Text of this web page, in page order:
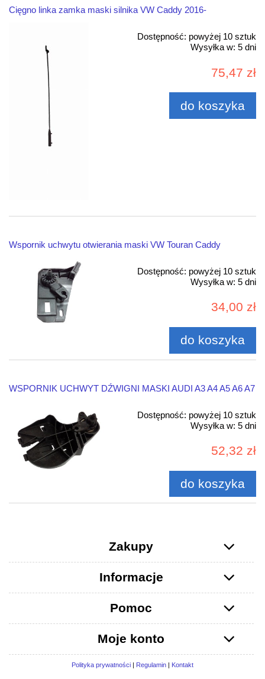
Cięgno linka zamka maski silnika VW Caddy 2016-
Dostępność: powyżej 10 sztuk
Wysyłka w: 5 dni
75,47 zł
do koszyka
Wspornik uchwytu otwierania maski VW Touran Caddy
Dostępność: powyżej 10 sztuk
Wysyłka w: 5 dni
34,00 zł
do koszyka
WSPORNIK UCHWYT DŹWIGNI MASKI AUDI A3 A4 A5 A6 A7
Dostępność: powyżej 10 sztuk
Wysyłka w: 5 dni
52,32 zł
do koszyka
Zakupy
Informacje
Pomoc
Moje konto
Polityka prywatności Regulamin Kontakt